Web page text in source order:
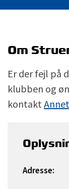
Om
Er der fejl på
klubben og
kontakt
Adresse: